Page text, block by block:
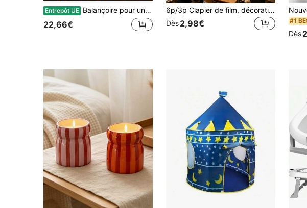
Entrepôt UE Balançoire pour une personne et coussin de jardin/balcon (la balançoire n'est montrée qu'à titre indicatif.) en Turquie
22,66€
6p/3p Clapier de film, décoration de fête thème cinéma, clapier de film TV vintage professionnel, accessoire de clapier de réalisateur, tableau de scène d'action réinscriptible, fournitures de fête Oscar, décoration de film, accessoire de clapier de scène (papier)
Dès2,98€ #1
Dès